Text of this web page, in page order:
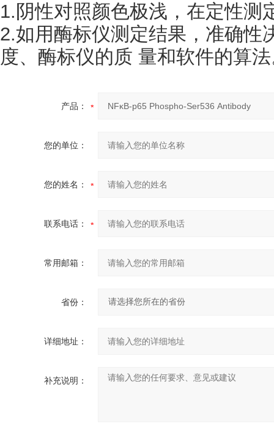
1.阴性对照颜色极浅，在定性测
2.如用酶标仪测定结果，准确性
度、酶标仪的质 量和软件的算
产品：
您的单位：
您的姓名：
联系电话：
常用邮箱：
省份：
详细地址：
补充说明：